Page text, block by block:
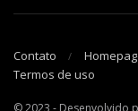
Contato
Termos de uso
© 2023 - Desenvolvido